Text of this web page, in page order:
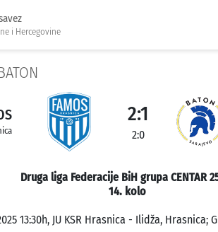
i Hercegovine
2:1
2:0
Druga liga Federacije BiH grupa CENTAR
14. kolo
13:30h, JU KSR Hrasnica - Ilidža, Hrasnica;